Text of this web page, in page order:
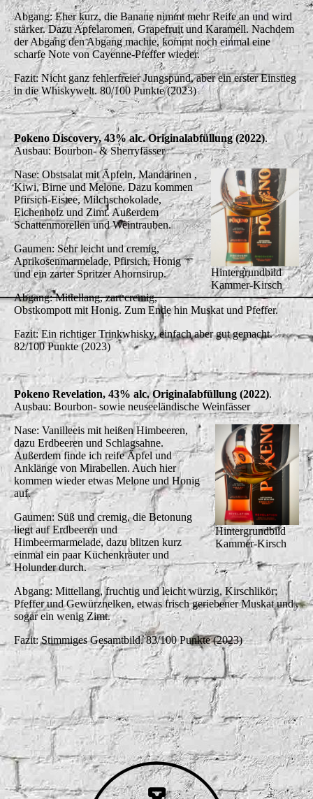
Abgang: Eher kurz, die Banane nimmt mehr Reife an und wird
stärker. Dazu Apfelaromen, Grapefruit und Karamell. Nachdem
der Abgang den Abgang machte, kommt noch einmal eine
scharfe Note von Cayenne-Pfeffer wieder.
Fazit: Nicht ganz fehlerfreier Jungspund, aber ein erster Einstieg
in die Whiskywelt. 80/100 Punkte (2023)
Pokeno Discovery, 43% alc. Originalabfüllung (2022).
Ausbau: Bourbon- & Sherryfässer
Hintergrundbild
Kammer-Kirsch
Nase: Obstsalat mit Äpfeln, Mandarinen ,
Kiwi, Birne und Melone. Dazu kommen
Pfirsich-Eistee, Milchschokolade,
Eichenholz und Zimt. Außerdem
Schattenmorellen und Weintrauben.
Gaumen: Sehr leicht und cremig,
Aprikosenmarmelade, Pfirsich, Honig
und ein zarter Spritzer Ahornsirup.
Abgang: Mittellang, zart cremig,
Obstkompott mit Honig. Zum Ende hin Muskat und Pfeffer.
Fazit: Ein richtiger Trinkwhisky, einfach aber gut gemacht.
82/100 Punkte (2023)
Pokeno Revelation, 43% alc. Originalabfüllung (2022).
Ausbau: Bourbon- sowie neuseeländische Weinfässer
Hintergrundbild
Kammer-Kirsch
Nase: Vanilleeis mit heißen Himbeeren,
dazu Erdbeeren und Schlagsahne.
Außerdem finde ich reife Äpfel und
Anklänge von Mirabellen. Auch hier
kommen wieder etwas Melone und Honig
auf.
Gaumen: Süß und cremig, die Betonung
liegt auf Erdbeeren und
Himbeermarmelade, dazu blitzen kurz
einmal ein paar Küchenkräuter und
Holunder durch.
Abgang: Mittellang, fruchtig und leicht würzig, Kirschlikör;
Pfeffer und Gewürznelken, etwas frisch geriebener Muskat und
sogar ein wenig Zimt.
Fazit: Stimmiges Gesamtbild. 83/100 Punkte (2023)